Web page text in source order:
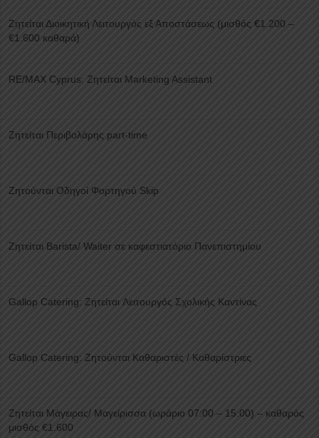
Ζητείται Διοικητική Λειτουργός εξ Αποστάσεως (μισθός €1.200 –
€1.600 καθαρά)
RE/MAX Cyprus: Ζητείται Marketing Assistant
Ζητείται Περιβολάρης part-time
Ζητούνται Οδηγοί Φορτηγού Skip
Ζητείται Barista/ Waiter σε καφεστιατόριο Πανεπιστημίου
Gallop Catering: Ζητείται Λειτουργός Σχολικής Καντίνας
Gallop Catering: Ζητούνται Καθαριστές / Καθαρίστριες
Ζητείται Μάγειρας/ Μαγείρισσα (ωράριο 07:00 – 15:00) – καθαρός
μισθός €1.600